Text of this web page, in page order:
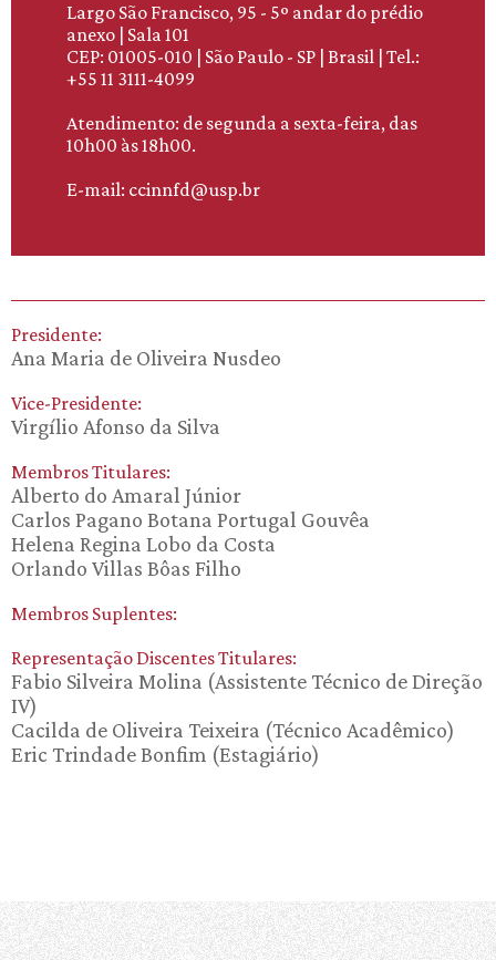
Largo São Francisco, 95 - 5º andar do prédio
anexo | Sala 101
CEP: 01005-010 | São Paulo - SP | Brasil | Tel.:
+55 11 3111-4099
Atendimento: de segunda a sexta-feira, das
10h00 às 18h00.
E-mail: ccinnfd@usp.br
Presidente:
Ana Maria de Oliveira Nusdeo
Vice-Presidente:
Virgílio Afonso da Silva
Membros Titulares:
Alberto do Amaral Júnior
Carlos Pagano Botana Portugal Gouvêa
Helena Regina Lobo da Costa
Orlando Villas Bôas Filho
Membros Suplentes:
Representação Discentes Titulares:
Fabio Silveira Molina (Assistente Técnico de Direção
IV)
Cacilda de Oliveira Teixeira (Técnico Acadêmico)
Eric Trindade Bonfim (Estagiário)